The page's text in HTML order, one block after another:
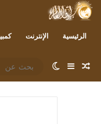
الرئيسية الإنترنت
مقال عشوائي
إضافة عمود جانبي
الوضع المظلم